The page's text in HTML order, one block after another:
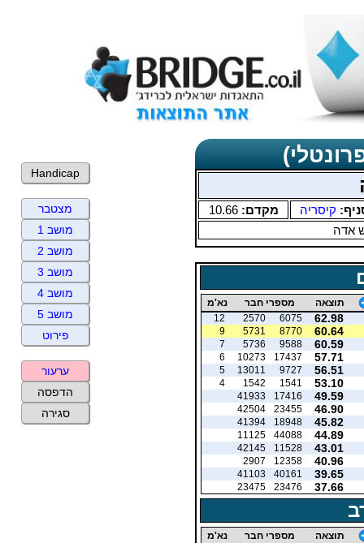
קיסריה מקדם:10.66
אדה
תוצאה מספרי חבר נא'מ
62.98
6075
2570
12
60.64
8770
5731
9
60.59
9588
5736
7
57.71
17437
10273
6
56.51
9727
13011
5
53.10
1541
1542
4
49.59
17416
41933
46.90
23455
42504
45.82
18948
41394
44.89
44088
11125
43.01
11528
42145
40.96
12358
2907
39.65
40161
41103
37.66
23476
23475
תוצאה מספרי חבר נא'מ
Handicap
מצטבר
מושב 1
מושב 2
מושב 3
מושב 4
מושב 5
פירוט
ערעור
הדפסה
סגירה